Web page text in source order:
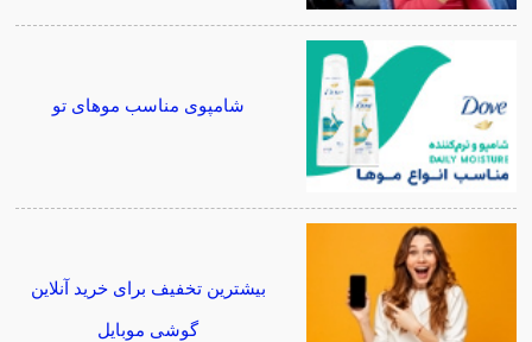
شامپوی مناسب موهای تو
بیشترین تخفیف برای خرید آنلاین
گوشی موبایل